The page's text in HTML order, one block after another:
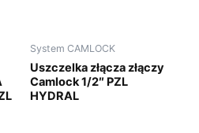
System CAMLOCK
Uszczelka złącza złączy
Camlock 1/2″ PZL
HYDRAL